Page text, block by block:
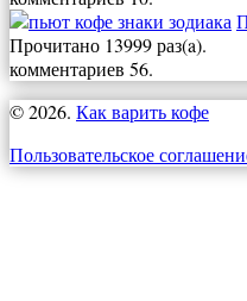
Прочитано 13999 раз(a).
комментариев 56.
© 2026. Как варить кофе
Пользовательское